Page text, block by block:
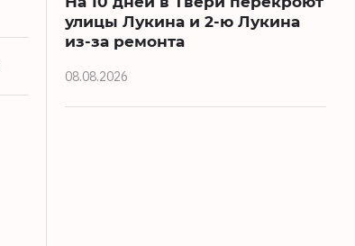
улицы Лукина и 2-ю Лукина
из-за ремонта
08.08.2026